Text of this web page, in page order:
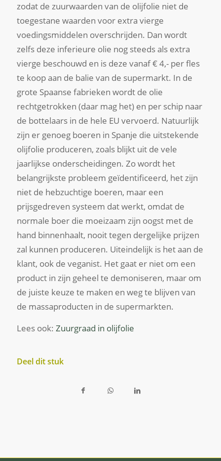
zodat de zuurwaarden van de olijfolie niet de
toegestane waarden voor extra vierge
voedingsmiddelen overschrijden. Dan wordt
zelfs deze inferieure olie nog steeds als extra
vierge beschouwd en is deze vanaf € 4,- per fles
te koop aan de balie van de supermarkt. In de
grote Spaanse fabrieken wordt de olie
rechtgetrokken (daar mag het) en per schip naar
de bottelaars in de hele EU vervoerd. Natuurlijk
zijn er genoeg boeren in Spanje die uitstekende
olijfolie produceren, zoals blijkt uit de vele
jaarlijkse onderscheidingen. Zo wordt het
belangrijkste probleem geïdentificeerd, het zijn
niet de hebzuchtige boeren, maar een
prijsgedreven systeem dat werkt, omdat de
normale boer die moeizaam zijn oogst met de
hand binnenhaalt, nooit tegen dergelijke prijzen
zal kunnen produceren. Uiteindelijk is het aan de
klant, ook de veganist. Het gaat er niet om een ​​
product in zijn geheel te demoniseren, maar om
de juiste keuze te maken en weg te blijven van
de massaproducten in de supermarkten.
Lees ook: Zuurgraad in olijfolie
Deel dit stuk